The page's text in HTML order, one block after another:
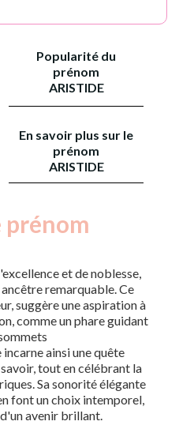
Popularité du
prénom
ARISTIDE
En savoir plus sur le
prénom
ARISTIDE
prénom
et de noblesse,
remarquable. Ce
suggère une aspiration à
comme un phare guidant
ainsi une quête
tout en célébrant la
Sa sonorité élégante
font un choix intemporel,
avenir brillant.